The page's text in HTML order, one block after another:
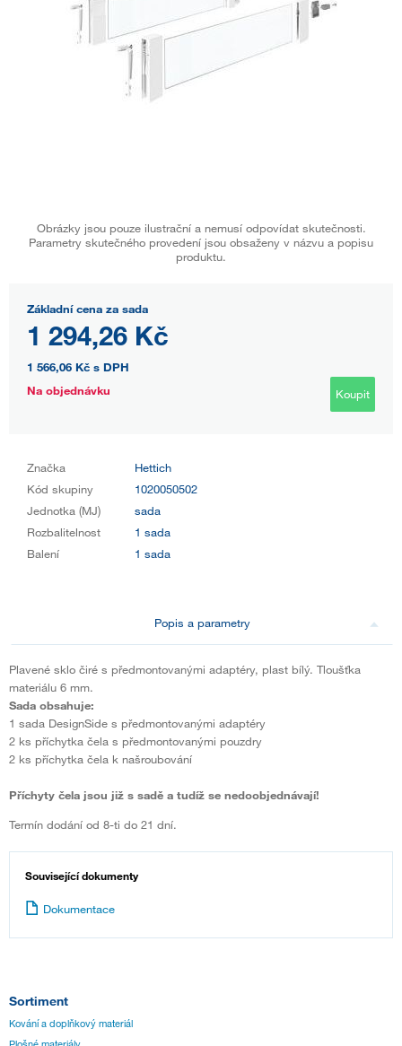
Obrázky jsou pouze ilustrační a nemusí odpovídat skutečnosti.
Parametry skutečného provedení jsou obsaženy v názvu a popisu
produktu.
Základní cena za sada
1 294,26 Kč
1 566,06 Kč s DPH
Na objednávku
Koupit
Značka
Hettich
Kód skupiny
1020050502
Jednotka (MJ)
sada
Rozbalitelnost
1 sada
Balení
1 sada
Popis a parametry
Plavené sklo čiré s předmontovanými adaptéry, plast bílý. Tloušťka
materiálu 6 mm.
Sada obsahuje:
1 sada DesignSide s předmontovanými adaptéry
2 ks příchytka čela s předmontovanými pouzdry
2 ks příchytka čela k našroubování
Příchyty čela jsou již s sadě a tudíž se nedoobjednávají!
Termín dodání od 8-ti do 21 dní.
Související dokumenty
Dokumentace
Sortiment
Kování a doplňkový materiál